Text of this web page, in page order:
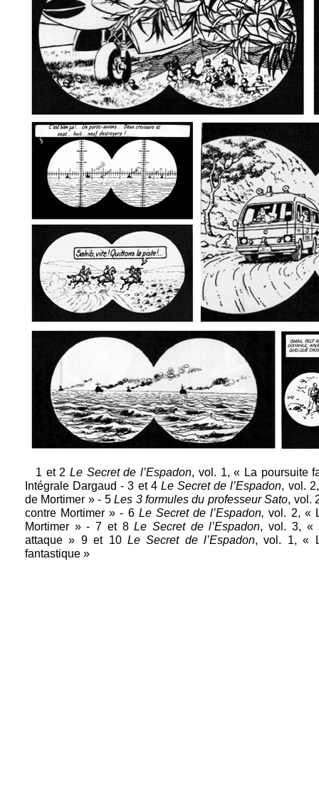
1 et 2Le Secret de l’Espadon, vol. 1, « La poursuite
Intégrale Dargaud - 3 et 4 Le Secret de l’Espadon, vol.
de Mortimer » - 5Les 3 formules du professeur Sato, vol.
contre Mortimer » - 6 Le Secret de l’Espadon, vol. 2, «
Mortimer » - 7 et 8Le Secret de l’Espadon, vol. 3, «
attaque » 9 et 10 Le Secret de l’Espadon, vol. 1, «
fantastique »